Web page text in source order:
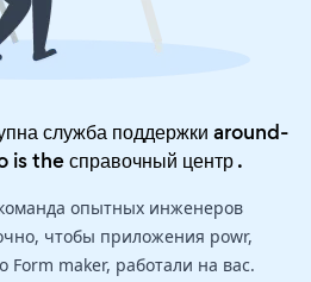
служба поддержки around-
is theсправочный центр.
опытных инженеров
чтобы приложения powr,
Form maker, работали на вас.